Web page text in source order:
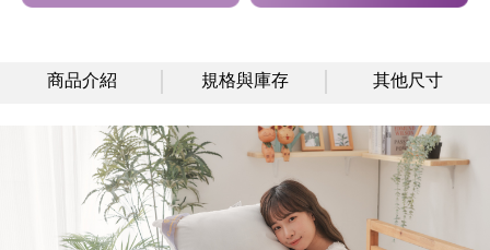
商品介紹 規格與庫存 其他尺寸